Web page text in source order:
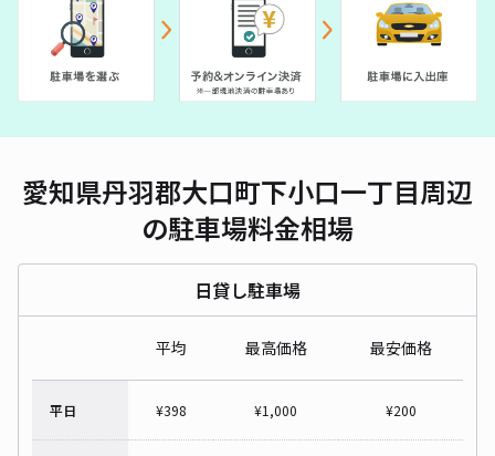
愛知県丹羽郡大口町下小口一丁目周辺
の駐車場料金相場
日貸し駐車場
平均 最高価格 最安価格
平日 ¥398 ¥1,000 ¥200